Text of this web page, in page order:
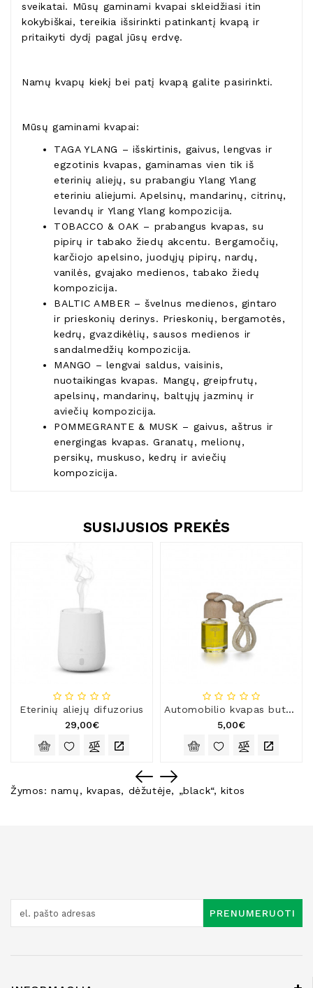
sveikatai. Mūsų gaminami kvapai skleidžiasi itin
kokybiškai, tereikia išsirinkti patinkantį kvapą ir
pritaikyti dydį pagal jūsų erdvę.
Namų kvapų kiekį bei patį kvapą galite pasirinkti.
Mūsų gaminami kvapai:
TAGA YLANG – išskirtinis, gaivus, lengvas ir
egzotinis kvapas, gaminamas vien tik iš
eterinių aliejų, su prabangiu Ylang Ylang
eteriniu aliejumi. Apelsinų, mandarinų, citrinų,
levandų ir Ylang Ylang kompozicija.
TOBACCO & OAK – prabangus kvapas, su
pipirų ir tabako žiedų akcentu. Bergamočių,
karčiojo apelsino, juodųjų pipirų, nardų,
vanilės, gvajako medienos, tabako žiedų
kompozicija.
BALTIC AMBER – švelnus medienos, gintaro
ir prieskonių derinys. Prieskonių, bergamotės,
kedrų, gvazdikėlių, sausos medienos ir
sandalmedžių kompozicija.
MANGO – lengvai saldus, vaisinis,
nuotaikingas kvapas. Mangų, greipfrutų,
apelsinų, mandarinų, baltųjų jazminų ir
aviečių kompozicija.
POMMEGRANTE & MUSK – gaivus, aštrus ir
energingas kvapas. Granatų, melionų,
persikų, muskuso, kedrų ir aviečių
kompozicija.
SUSIJUSIOS PREKĖS
Eterinių aliejų difuzorius
29,00€
Automobilio kvapas buteliuke
5,00€
Žymos:namų, kvapas, dėžutėje, „black“,kitos
PRENUMERUOTI